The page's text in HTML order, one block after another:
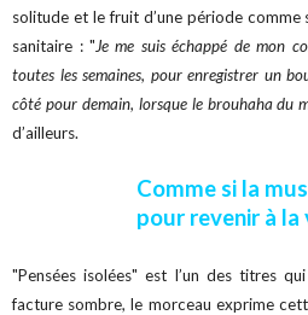
solitude et le fruit d’une période comme
sanitaire : "Je me suis échappé de mon
toutes les semaines, pour enregistrer un
côté pour demain, lorsque le brouhaha du
d’ailleurs.
Comme si la
pour revenir à la
"Pensées isolées" est l’un des titres
facture sombre, le morceau exprime